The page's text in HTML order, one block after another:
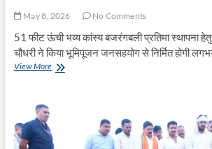
May 8, 2026 No Comments
51 फीट ऊंची भव्य कांस्य बजरंगबली प्रतिमा स्थापना हेतु
चौधरी ने किया भूमिपूजन जनसहयोग से निर्मित होगी
View Moreगजमार
का
नया